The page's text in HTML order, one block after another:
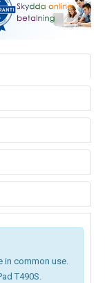
in common use.
T490S.